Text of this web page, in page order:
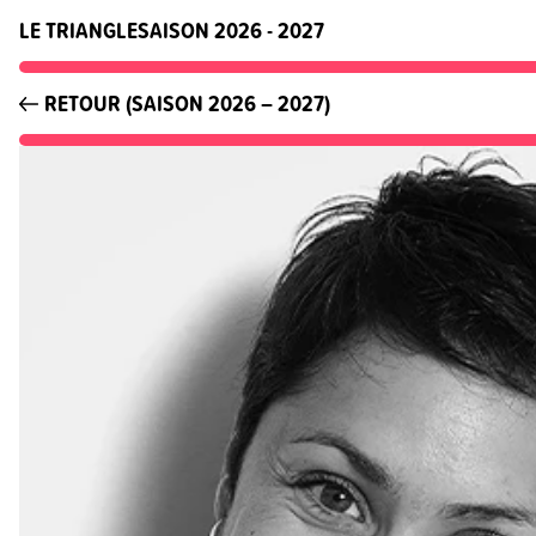
LE TRIANGLESAISON 2026 - 2027
RETOUR (SAISON 2026 – 2027)